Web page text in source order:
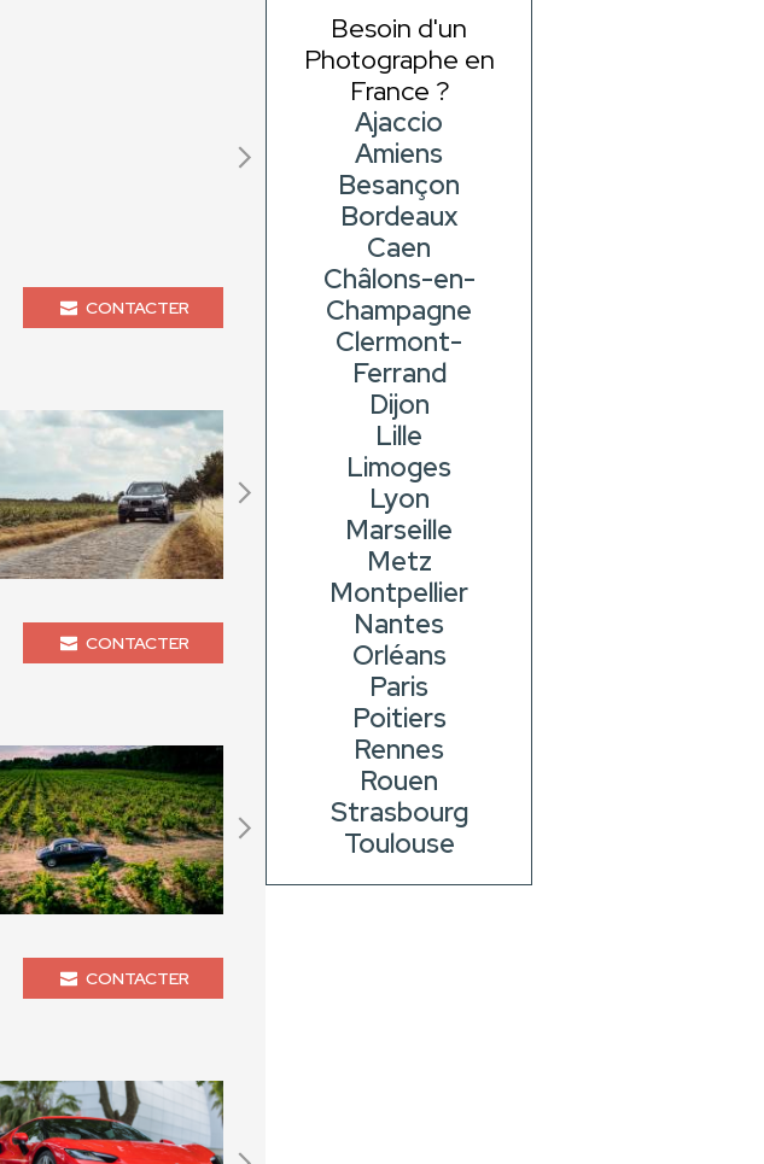
CONTACTER
CONTACTER
CONTACTER
Besoin d'un
Photographe en
France ?
Ajaccio
Amiens
Besançon
Bordeaux
Caen
Châlons-en-
Champagne
Clermont-
Ferrand
Dijon
Lille
Limoges
Lyon
Marseille
Metz
Montpellier
Nantes
Orléans
Paris
Poitiers
Rennes
Rouen
Strasbourg
Toulouse